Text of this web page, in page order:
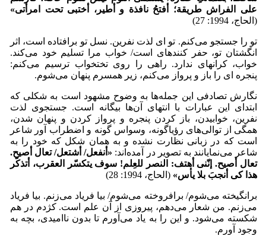
علی الفراش طریقة؛ أفتحُ نافذة و أطیر، أختبی تحت امرأتی»
(الحاج، 1994: 27)
تو را جستجو می‌کنم. تو ای لذت نفرین. نسل تو برافتاده است، اثر
انگشتان تو، حفر کننده­ای است/ خواب مرا تسلیم خود می‌کند.
خواب، کرانه­ای ندارد. راهی را روی تختخواب ترسیم می‌کنم:
پنجره ای را باز و پرواز می‌کنم، زیر همسرم پنهان می‌شوم.
نگارش تصادفی این جمله‌ها به وضوح مشهود است به شکلی که
ابتدای این عبارات با انتهای آن‌ها بیگانه است. جستجوی لذت
نفرین، خوابیدن، باز کردن پنجره و پرواز کردن و پنهان شدن،
همگی از توالی‌های رؤیاگونه، وسواس گونه و اضطراب آور شاعر
است که در زبانی نظارت نشده و به همان شکل که خود را به
شاعر می‌نمایانند به تصویر در آمده‌اند: «أنفعل/ أشتعل/ تعال أصیح.
تعال أصیح. إنّنی أهتف: النصر للعِلم! سوف یتکسّر العقرب، أتذکّر
هذاکی أنجبَ بلا یأس» (الحاج، 1994: 28)
برانگیخته می‌شوم/ برافروخته می‌شوم/ بیا فریاد می‌زنم. بیا فریاد
می‌زنم. من شعار می‌دهم، پیروزی از آن علم است. کژدم در هم
شکسته می‌شود. و این را به یاد می‌آورم تا بدون ناامیدی، بچه به
وجود آورم.